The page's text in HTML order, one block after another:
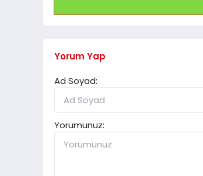
Yorum Yap
Ad Soyad:
Yorumunuz: